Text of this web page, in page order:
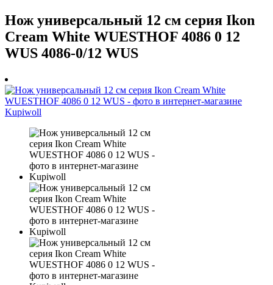
Нож универсальный 12 см серия Ikon
Cream White WUESTHOF 4086 0 12
WUS 4086-0/12 WUS